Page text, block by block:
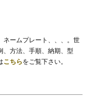
ネームプレート、、、。世
、方法、手順、納期、型
こちらをご覧下さい。